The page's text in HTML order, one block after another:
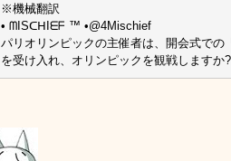
※機械翻訳
• ᗰISᑕᕼIᗴᖴ ™ •@4Mischief
パリオリンピックの主催者は、開会式で
を受け入れ、オリンピックを観戦しますか?